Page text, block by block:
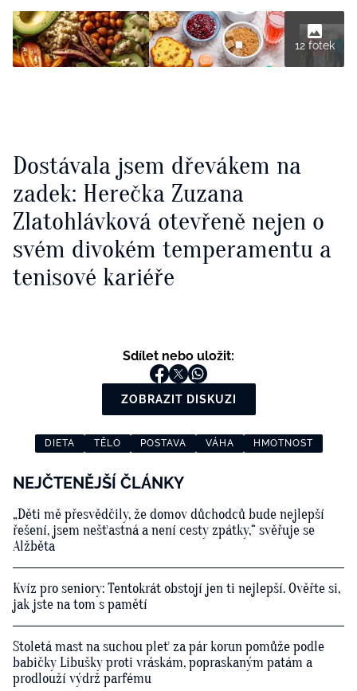
12 fotek
Dostávala jsem dřevákem na
zadek: Herečka Zuzana
Zlatohlávková otevřeně nejen o
svém divokém temperamentu a
tenisové kariéře
Sdílet nebo uložit:
ZOBRAZIT DISKUZI
DIETA TĚLO POSTAVA VÁHA HMOTNOST
NEJČTENĚJŠÍ ČLÁNKY
„Děti mě přesvědčily, že domov důchodců bude nejlepší
řešení, jsem nešťastná a není cesty zpátky,“ svěřuje se
Alžběta
Kvíz pro seniory: Tentokrát obstojí jen ti nejlepší. Ověřte si,
jak jste na tom s pamětí
Stoletá mast na suchou pleť za pár korun pomůže podle
babičky Libušky proti vráskám, popraskaným patám a
prodlouží výdrž parfému